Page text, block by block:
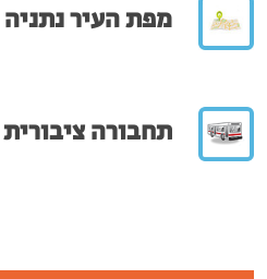
מפת העיר נתניה
תחבורה